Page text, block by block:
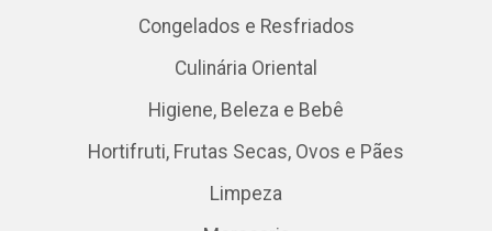
Congelados e Resfriados
Culinária Oriental
Higiene, Beleza e Bebê
Hortifruti, Frutas Secas, Ovos e Pães
Limpeza